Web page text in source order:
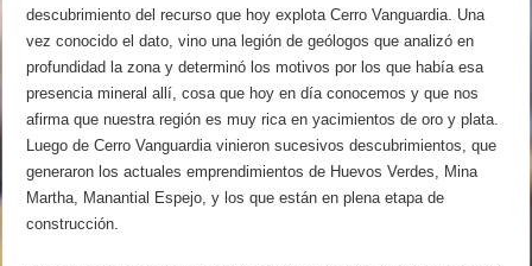
descubrimiento del recurso que hoy explota Cerro Vanguardia. Una
vez conocido el dato, vino una legión de geólogos que analizó en
profundidad la zona y determinó los motivos por los que había esa
presencia mineral allí, cosa que hoy en día conocemos y que nos
afirma que nuestra región es muy rica en yacimientos de oro y plata.
Luego de Cerro Vanguardia vinieron sucesivos descubrimientos, que
generaron los actuales emprendimientos de Huevos Verdes, Mina
Martha, Manantial Espejo, y los que están en plena etapa de
construcción.